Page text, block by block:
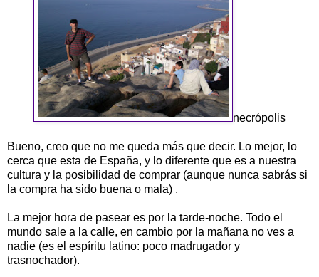
necrópolis
Bueno, creo que no me queda más que decir. Lo mejor, lo
cerca que esta de España, y lo diferente que es a nuestra
cultura y la posibilidad de comprar (aunque nunca sabrás si
la compra ha sido buena o mala) .
La mejor hora de pasear es por la tarde-noche. Todo el
mundo sale a la calle, en cambio por la mañana no ves a
nadie (es el espíritu latino: poco madrugador y
trasnochador).